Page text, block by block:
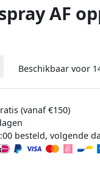
AF
Beschikbaar voor
(vanaf €150)
besteld, volgende